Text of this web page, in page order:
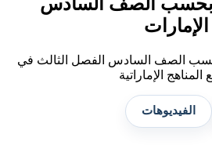
الصف السادس الفصل الثالث في
الإماراتية
الفيديوهات